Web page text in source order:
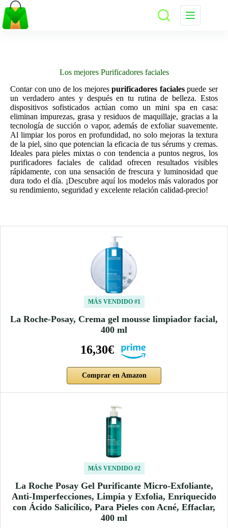
Saltar
al
contenido
Los mejores Purificadores faciales
Contar con uno de los mejorespurificadores facialespuede ser
un verdadero antes y después en tu rutina de belleza. Estos
dispositivos sofisticados actúan como un mini spa en casa:
eliminan impurezas, grasa y residuos de maquillaje, gracias a la
tecnología de succión o vapor, además de exfoliar suavemente.
Al limpiar los poros en profundidad, no solo mejoras la textura
de la piel, sino que potencian la eficacia de tus sérums y cremas.
Ideales para pieles mixtas o con tendencia a puntos negros, los
purificadores faciales de calidad ofrecen resultados visibles
rápidamente, con una sensación de frescura y luminosidad que
dura todo el día. ¡Descubre aquí los modelos más valorados por
su rendimiento, seguridad y excelente relación calidad‑precio!
MÁS VENDIDO #1
La Roche-Posay, Crema gel mousse limpiador facial,
400 ml
16,30€
Comprar en Amazon
MÁS VENDIDO #2
La Roche Posay Gel Purificante Micro-Exfoliante,
Anti-Imperfecciones, Limpia y Exfolia, Enriquecido
con Ácido Salicílico, Para Pieles con Acné, Effaclar,
400 ml